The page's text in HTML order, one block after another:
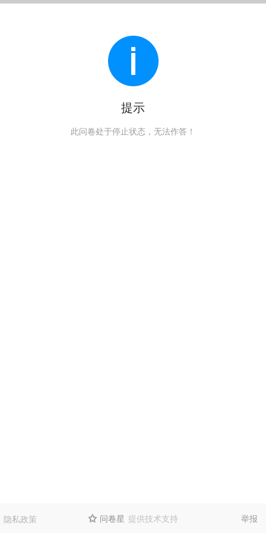
提示
此问卷处于停止状态，无法作答！
隐私政策  问卷星 提供技术支持 举报